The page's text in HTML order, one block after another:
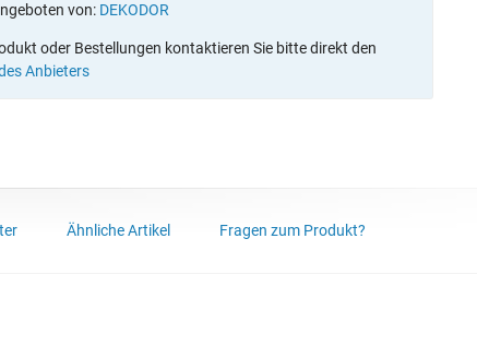
von: DEKODOR
oder Bestellungen kontaktieren Sie bitte direkt den
Anbieters
Ähnliche Artikel Fragen zum Produkt?